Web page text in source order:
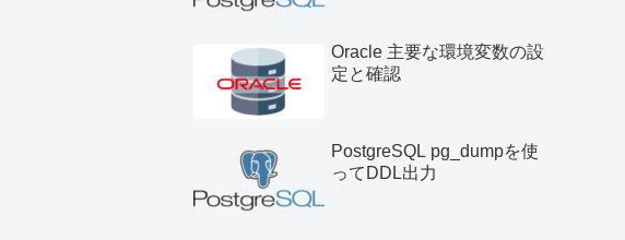
Oracle 主要な環境変数の設
定と確認
PostgreSQL pg_dumpを使
ってDDL出力